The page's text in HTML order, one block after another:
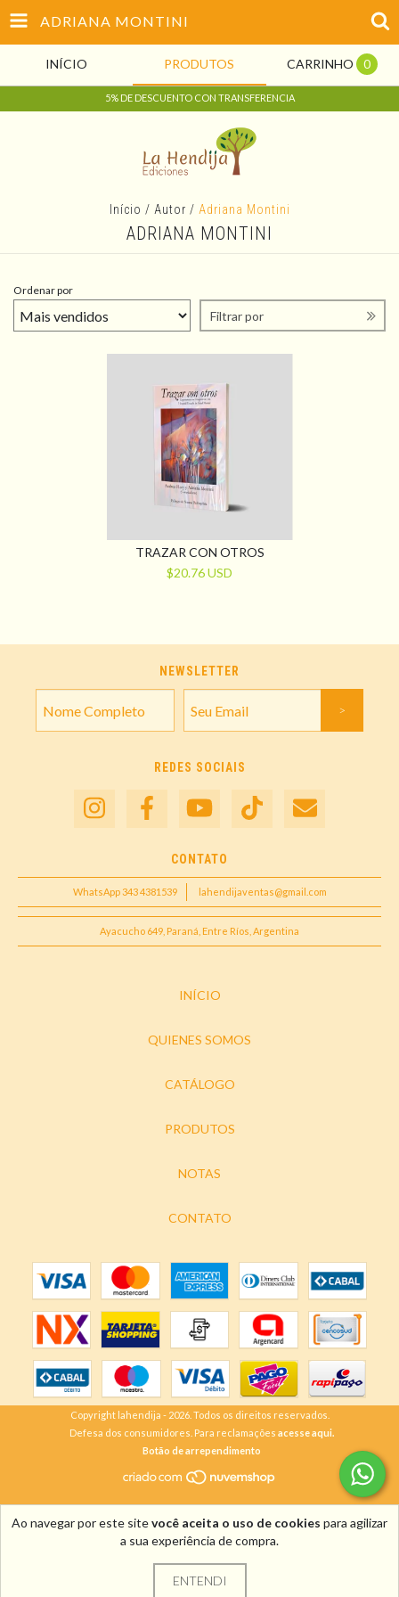
ADRIANA MONTINI
INÍCIO PRODUTOS CARRINHO 0
5% DE DESCUENTO CON TRANSFERENCIA
Ao navegar por este sitevocê aceita o uso de cookies para agilizar
a sua experiência de compra.
ENTENDI
Início / Autor / Adriana Montini
ADRIANA MONTINI
Ordenar por
Filtrar por
TRAZAR CON OTROS
$20.76 USD
NEWSLETTER
REDES SOCIAIS
CONTATO
WhatsApp 343 4381539 lahendijaventas@gmail.com
Ayacucho 649, Paraná, Entre Ríos, Argentina
INÍCIO
QUIENES SOMOS
CATÁLOGO
PRODUTOS
NOTAS
CONTATO
Copyright lahendija - 2026. Todos os direitos reservados.
Defesa dos consumidores. Para reclamações acesse aqui.
Botão de arrependimento